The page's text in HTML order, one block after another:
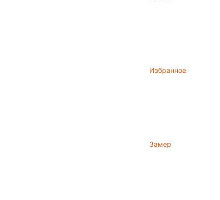
Избранное
Замер